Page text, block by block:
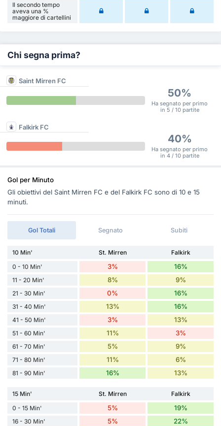
Il secondo tempo
aveva una %
maggiore di cartellini
Chi segna prima?
Saint Mirren FC
50%
Ha segnato per primo
in 5 / 10 partite
Falkirk FC
40%
Ha segnato per primo
in 4 / 10 partite
Gol per Minuto
Gli obiettivi del Saint Mirren FC e del Falkirk FC sono di 10 e 15
minuti.
Gol Totali Segnato Subiti
10 Min' St. Mirren
Falkirk
0 - 10 Min'
3% 16%
11 - 20 Min' 8% 9%
21 - 30 Min' 0% 16%
31 - 40 Min' 13% 16%
41 - 50 Min' 3% 13%
51 - 60 Min' 11% 3%
61 - 70 Min' 5% 9%
71 - 80 Min' 11% 6%
81 - 90 Min' 16% 13%
15 Min' St. Mirren
Falkirk
0 - 15 Min'
5% 19%
16 - 30 Min' 5% 22%